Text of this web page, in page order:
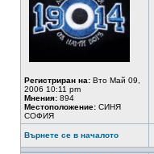
Регистриран на: Вто Май 09,
2006 10:11 pm
Мнения: 894
Местоположение: СИНЯ
СОФИЯ
Върнете се в началото